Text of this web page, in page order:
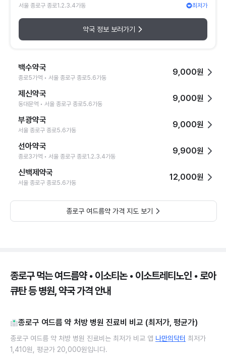
서울 종로구 종로1.2.3.4가동 최저가
약국 정보 보러가기
백수약국
종로5가역 • 서울 종로구 종로5.6가동
9,000원
제신약국
동대문역 • 서울 종로구 종로5.6가동
9,000원
부광약국
서울 종로구 종로5.6가동
9,000원
선아약국
종로3가역 • 서울 종로구 종로1.2.3.4가동
9,900원
신백제약국
서울 종로구 종로5.6가동
12,000원
종로구 여드름약 가격 지도 보기
종로구 먹는 여드름약 • 이소티논 • 이소트레티노인 • 로아
큐탄 등 병원, 약국 가격 안내
종로구 여드름 약 처방 병원 진료비 비교 (최저가, 평균가)
종로구 여드름 약 처방 병원 진료비는 최저가 비교 앱 나만의닥터 최저가
1,410원, 평균가 20,000원입니다.